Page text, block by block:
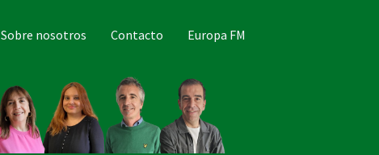
Sobre nosotros Contacto Europa FM